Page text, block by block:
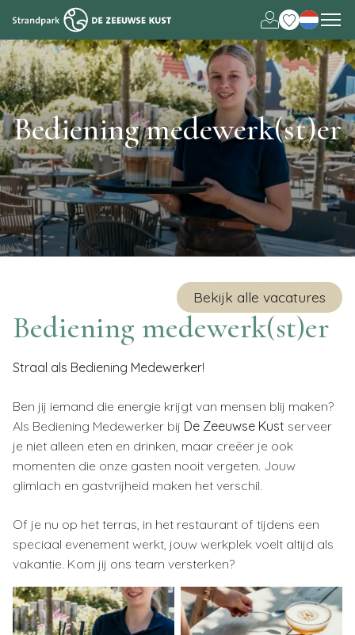
English
Bediening medewerk(st)er
Bekijk alle vacatures
Bediening medewerk(st)er
Straal als Bediening Medewerker!
Ben jij iemand die energie krijgt van mensen blij maken?
Als Bediening Medewerker bij De Zeeuwse Kust serveer
je niet alleen eten en drinken, maar creëer je ook
momenten die onze gasten nooit vergeten. Jouw
glimlach en gastvrijheid maken het verschil.
Of je nu op het terras, in het restaurant of tijdens een
speciaal evenement werkt, jouw werkplek voelt altijd als
vakantie. Kom jij ons team versterken?